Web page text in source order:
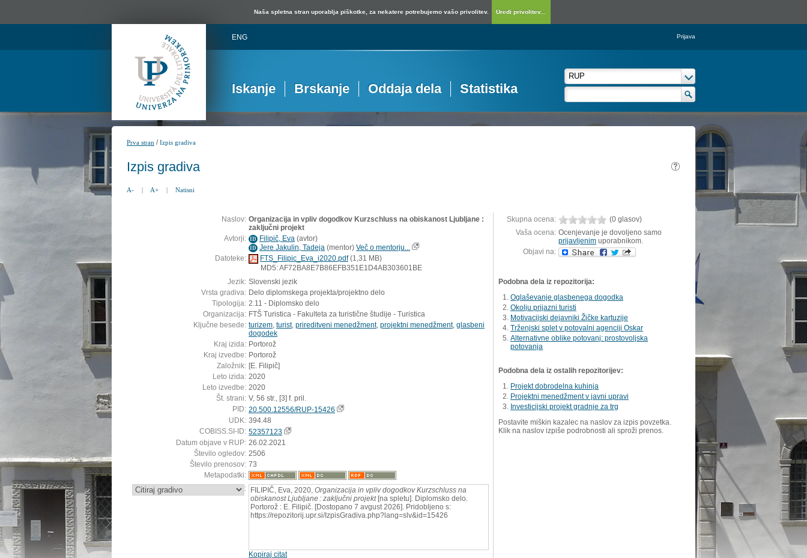
Naša spletna stran uporablja piškotke, za nekatere potrebujemo vašo privolitev. Uredi privolitev...
ENG Prijava
Iskanje Brskanje Oddaja dela Statistika
Prva stran /Izpis gradiva
Izpis gradiva
A- | A+ | Natisni
Naslov: Organizacija in vpliv dogodkov Kurzschluss na obiskanost Ljubljane :
zaključni projekt
Avtorji: ID Filipič, Eva (avtor)
ID Jere Jakulin, Tadeja (mentor) Več o mentorju...
Datoteke:
FTS_Filipic_Eva_i2020.pdf(1,31 MB)
MD5: AF72BA8E7B86EFB351E1D4AB303601BE
Jezik: Slovenski jezik
Vrsta gradiva: Delo diplomskega projekta/projektno delo
Tipologija: 2.11 - Diplomsko delo
Organizacija: FTŠ Turistica - Fakulteta za turistične študije - Turistica
Ključne besede: turizem turist, prireditveni menedžment, projektni menedžment, glasbeni
dogodek
Kraj izida: Portorož
Kraj izvedbe: Portorož
Založnik: [E. Filipič]
Leto izida: 2020
Leto izvedbe: 2020
Št. strani: V, 56 str., [3] f. pril.
PID: 20.500.12556/RUP-15426
UDK: 394.48
COBISS.SI-ID: 52357123
Datum objave v RUP: 26.02.2021
Število ogledov: 2506
Število prenosov: 73
Metapodatki:
: FILIPIČ, Eva, 2020, Organizacija in vpliv dogodkov Kurzschluss na
obiskanost Ljubljane : zaključni projekt[na spletu]. Diplomsko delo.
Portorož : E. Filipič. [Dostopano 7 avgust 2026]. Pridobljeno s:
https://repozitorij.upr.si/IzpisGradiva.php?lang=slv&id=15426
Kopiraj citat
Skupna ocena:
(0 glasov)
Vaša ocena: Ocenjevanje je dovoljeno samo
prijavljenim uporabnikom.
Objavi na:
Podobna dela iz repozitorija:
Oglaševanje glasbenega dogodka
Okolju prijazni turisti
Motivacijski dejavniki Žičke kartuzije
Trženjski splet v potovalni agenciji Oskar
Alternativne oblike potovanj: prostovoljska
potovanja
Podobna dela iz ostalih repozitorijev:
Projekt dobrodelna kuhinja
Projektni menedžment v javni upravi
Investicijski projekt gradnje za trg
Postavite miškin kazalec na naslov za izpis povzetka.
Klik na naslov izpiše podrobnosti ali sproži prenos.